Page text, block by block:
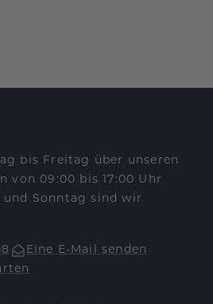
bis Freitag über unseren
von 09:00 bis 17:00 Uhr
Sonntag sind wir
Eine E-Mail senden